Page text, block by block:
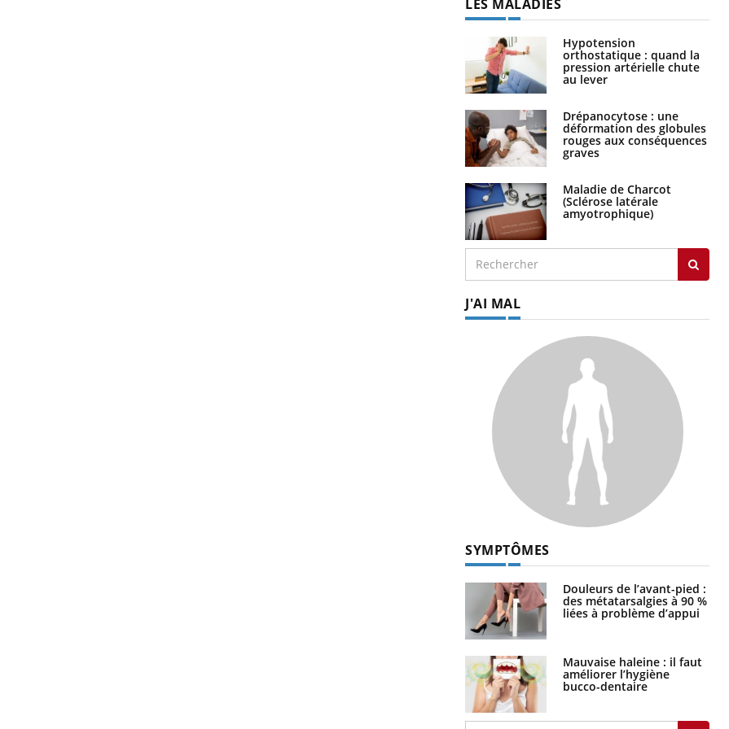
LES MALADIES
Hypotension
orthostatique : quand la
pression artérielle chute
au lever
Drépanocytose : une
déformation des globules
rouges aux conséquences
graves
Maladie de Charcot
(Sclérose latérale
amyotrophique)
J'AI MAL
SYMPTÔMES
Douleurs de l’avant-pied :
des métatarsalgies à 90 %
liées à problème d’appui
Mauvaise haleine : il faut
améliorer l’hygiène
bucco-dentaire